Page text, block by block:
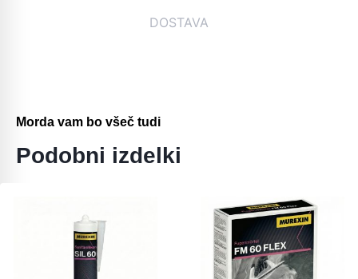
DOSTAVA
Morda vam bo všeč tudi
Podobni izdelki